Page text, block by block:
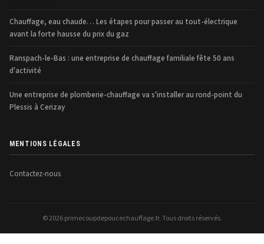
Chauffage, eau chaude… Les étapes pour passer au tout-électrique
avant la forte hausse du prix du gaz
Ranspach-le-Bas : une entreprise de chauffage familiale fête 50 ans
d'activité
Une entreprise de plomberie-chauffage va s'installer au rond-point du
Plessis à Cerizay
MENTIONS LÉGALES
Contactez-nous
© 2026 primecoupdepoucechauffage.fr. Tous droits réservés.